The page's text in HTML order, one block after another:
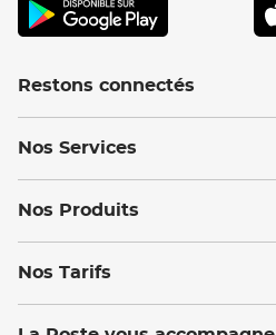
Restons connectés
Nos Services
Nos Produits
Nos Tarifs